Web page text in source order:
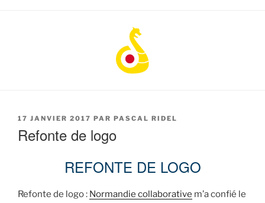
PUBLIÉ
17 JANVIER 2017 PAR PASCAL RIDEL
Refonte de logo
REFONTE DE LOGO
Refonte de logo : Normandie collaborative m’a confié le